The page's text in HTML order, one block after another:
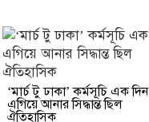
‘মার্চ টু ঢাকা’ কর্মসূচি এক দিন
এগিয়ে আনার সিদ্ধান্ত ছিল
ঐতিহাসিক